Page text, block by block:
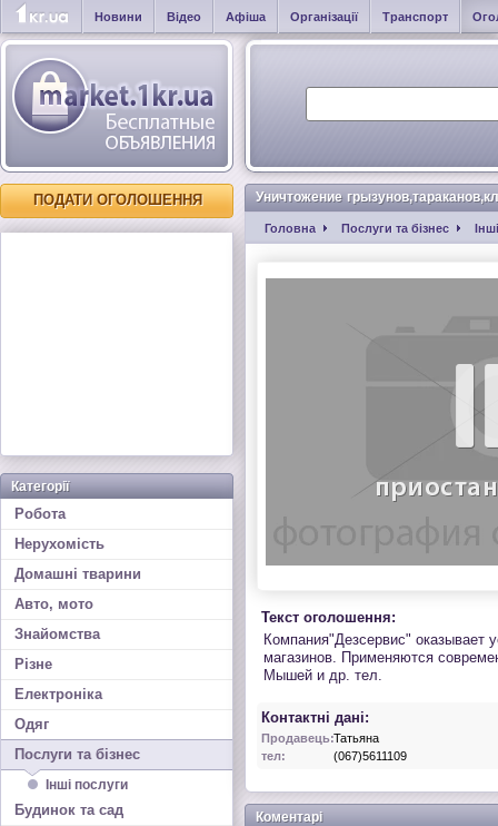
Новини Відео Афіша Організації Транспорт
ПОДАТИ ОГОЛОШЕННЯ
Категорії
Робота
Нерухомість
Домашні тварини
Авто, мото
Знайомства
Різне
Електроніка
Одяг
Послуги та бізнес
Інші послуги
Будинок та сад
Уничтожение
Головна Послуги та бізнес
Текст оголошення:
Компания"Дезсервис" оказывает
магазинов. Применяются
Мышей и др. тел.
Контактні дані:
Продавець:Татьяна
тел:
(067)5611109
Коментарі